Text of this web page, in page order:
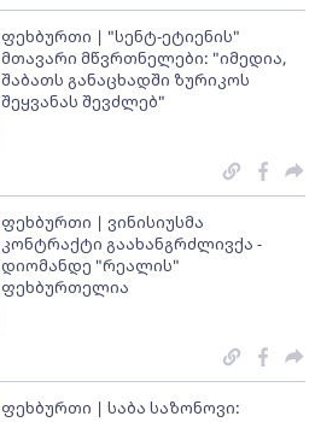
ფეხბურთი | "სენტ-ეტიენის"
მთავარი მწვრთნელები: "იმედია,
შაბათს განაცხადში ზურიკოს
შეყვანას შევძლებ"
ფეხბურთი | ვინისიუსმა
კონტრაქტი გაახანგრძლივქა -
დიომანდე "რეალის"
ფეხბურთელია
ფეხბურთი | საბა საზონოვი: